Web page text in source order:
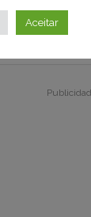
Aceitar